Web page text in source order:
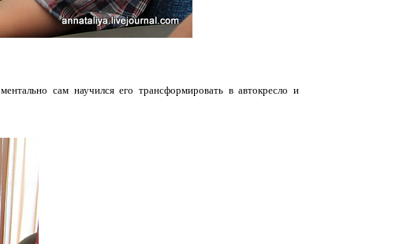
сам научился его трансформировать в автокресло и